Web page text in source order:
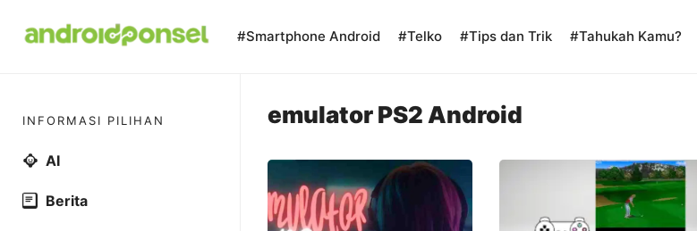
#Smartphone Android #Telko #Tips dan Trik #Tahukah Kamu?
emulator PS2 Android
INFORMASI PILIHAN
AI
Berita